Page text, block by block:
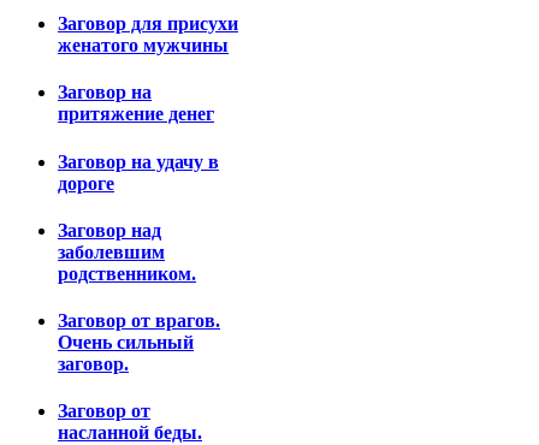
Заговор для присухи
женатого мужчины
Заговор на
притяжение денег
Заговор на удачу в
дороге
Заговор над
заболевшим
родственником.
Заговор от врагов.
Очень сильный
заговор.
Заговор от
насланной беды.